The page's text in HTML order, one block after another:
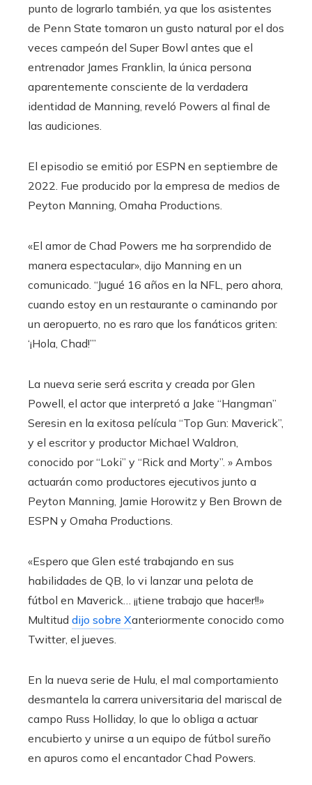
punto de lograrlo también, ya que los asistentes
de Penn State tomaron un gusto natural por el dos
veces campeón del Super Bowl antes que el
entrenador James Franklin, la única persona
aparentemente consciente de la verdadera
identidad de Manning, reveló Powers al final de
las audiciones.
El episodio se emitió por ESPN en septiembre de
2022. Fue producido por la empresa de medios de
Peyton Manning, Omaha Productions.
«El amor de Chad Powers me ha sorprendido de
manera espectacular», dijo Manning en un
comunicado. “Jugué 16 años en la NFL, pero ahora,
cuando estoy en un restaurante o caminando por
un aeropuerto, no es raro que los fanáticos griten:
‘¡Hola, Chad!’”
La nueva serie será escrita y creada por Glen
Powell, el actor que interpretó a Jake “Hangman”
Seresin en la exitosa película “Top Gun: Maverick”,
y el escritor y productor Michael Waldron,
conocido por “Loki” y “Rick and Morty”. » Ambos
actuarán como productores ejecutivos junto a
Peyton Manning, Jamie Horowitz y Ben Brown de
ESPN y Omaha Productions.
«Espero que Glen esté trabajando en sus
habilidades de QB, lo vi lanzar una pelota de
fútbol en Maverick… ¡¡tiene trabajo que hacer!!»
Multitud dijo sobre Xanteriormente conocido como
Twitter, el jueves.
En la nueva serie de Hulu, el mal comportamiento
desmantela la carrera universitaria del mariscal de
campo Russ Holliday, lo que lo obliga a actuar
encubierto y unirse a un equipo de fútbol sureño
en apuros como el encantador Chad Powers.